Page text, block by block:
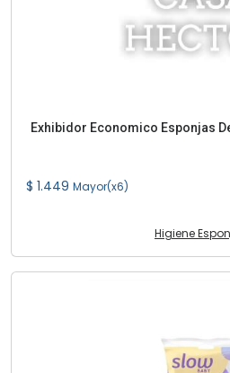
Exhibidor Economico Esponjas
$ 1.449 Mayor(x6)
Higiene